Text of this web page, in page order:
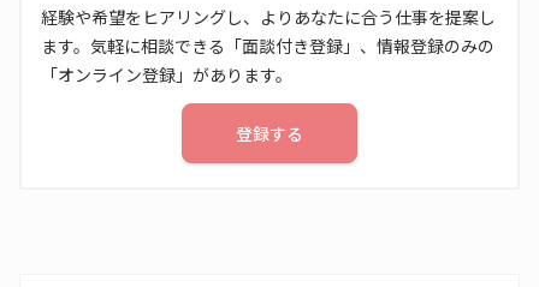
経験や希望をヒアリングし、よりあなたに合う仕事を提案し
ます。気軽に相談できる「面談付き登録」、情報登録のみの
「オンライン登録」があります。
登録する